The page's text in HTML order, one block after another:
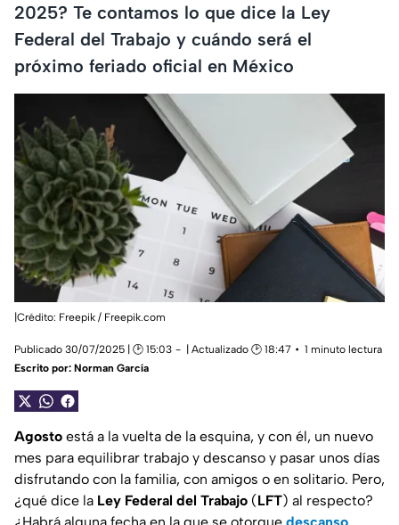
2025? Te contamos lo que dice la Ley
Federal del Trabajo y cuándo será el
próximo feriado oficial en México
|Crédito: Freepik / Freepik.com
Publicado 30/07/2025 | 🕑 15:03 | Actualizado 🕑 18:47
1 minuto lectura
Escrito por: Norman García
Agosto está a la vuelta de la esquina, y con él, un nuevo
mes para equilibrar trabajo y descanso y pasar unos días
disfrutando con la familia, con amigos o en solitario. Pero,
¿qué dice la Ley Federal del Trabajo (LFT) al respecto?